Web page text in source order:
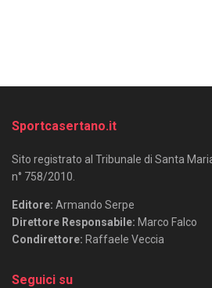
Sportcasertano.it
Sito registrato al Tribunale di Santa
n° 758/2010.
Editore: Armando Serpe
Direttore Responsabile: Marco Falco
Condirettore: Raffaele Veccia
Seguici su